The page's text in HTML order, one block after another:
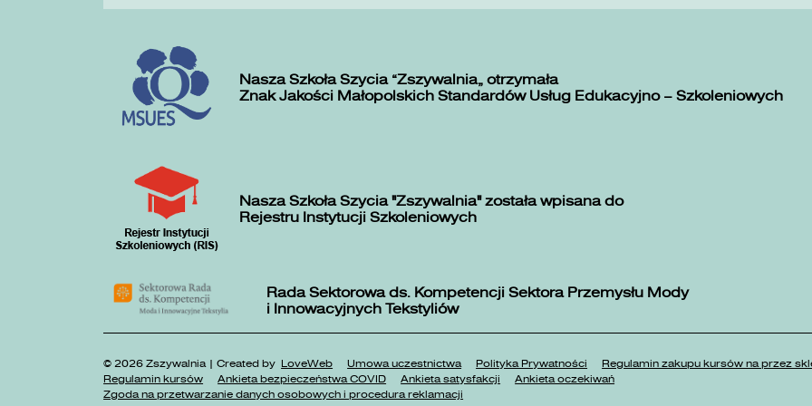
Nasza Szkoła Szycia „Zszywalnia” otrzymała
Znak Jakości Małopolskich Standardów Usług Edukacyjno – Szkoleniowych
Nasza Szkoła Szycia "Zszywalnia" została wpisana do
Rejestru Instytucji Szkoleniowych
Rada Sektorowa ds. Kompetencji Sektora Przemysłu Mody
i Innowacyjnych Tekstyliów
© 2026 Zszywalnia | Created by LoveWeb Umowa uczestnictwa Polityka Prywatności
Regulamin zakupu kursów na przez
Regulamin kursów
Ankieta bezpieczeństwa COVID Ankieta satysfakcji
Ankieta oczekiwań
Zgoda na przetwarzanie danych osobowych i procedura reklamacji